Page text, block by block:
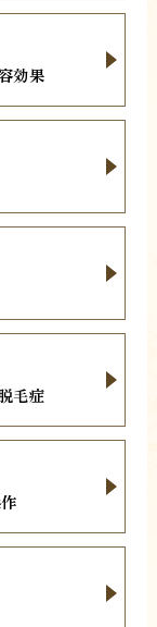
効果
毛症